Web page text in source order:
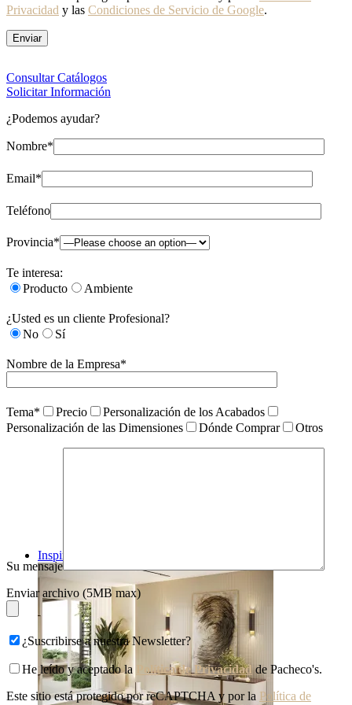
Inspiraciones
Privacidad y las Condiciones de Servicio de Google.
Consultar Catálogos
Solicitar Información
¿Podemos ayudar?
Nombre*
Email*
Teléfono
Provincia*
Te interesa:
Producto
Ambiente
¿Usted es un cliente Profesional?
No
Sí
Nombre de la Empresa*
Tema* Precio
Personalización de los Acabados
Personalización de las Dimensiones
Dónde Comprar Otros
Su mensaje
Enviar archivo (5MB max)
¿Suscribirse a nuestra Newsletter?
He leído y aceptado la Política de Privacidad de Pacheco's.
Este sitio está protegido por reCAPTCHA y por la Política de